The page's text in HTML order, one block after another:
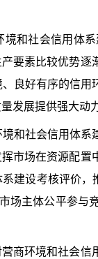
社会信用体系
要素比较优势
良好有序的信
发展提供强大动
社会信用体系
市场在资源配
建设考核评价
场主体公平参
环境和社会信